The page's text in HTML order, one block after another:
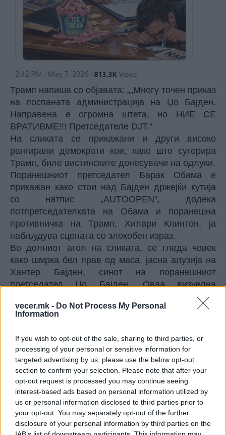
vecer.mk - Do Not Process My Personal
Information
If you wish to opt-out of the sale, sharing to third parties, or
processing of your personal or sensitive information for
targeted advertising by us, please use the below opt-out
section to confirm your selection. Please note that after your
opt-out request is processed you may continue seeing
interest-based ads based on personal information utilized by
us or personal information disclosed to third parties prior to
your opt-out. You may separately opt-out of the further
disclosure of your personal information by third parties on the
Трамп напиша со објавата: „„Многу точен приказ
на поспаната администрација на Џо Бајден.
Направена е огромна штета, но НИЕ СЕ
ВРАТИВМЕ!!! Претседателе DJT.“
На сликата се прикажани и други високо
рангирани демократи кои, како што сугерира
Трамп, биле вистинските донесувачи на одлуки.
Поранешниот претседател Барак Обама е
прикажан како стои над Бајден држејќи кутија
со натпис „AUTOOPEN“, додека
потпретседателката на Обама и поранешна
противничка на Трамп, Хилари Клинтон, ја
набљудува сцената со злокобен израз.
Во долниот агол на сликата, се гледа човек
како шмрка бел прав од маса, јасна алузија на
Хантер Бајден, синот на поранешниот
претседател Џо Бајден. Оваа визуелна
комуникација е продолжение на
долгогодишната кампања на Трамп за да се
Сликата го истакнува „автоотворот“, механички
уред за репродукција на потписи. Трамп
постојано јавно тврдеше во 2025 и почетокот на
2026 година дека клучните помилувања и
извршни наредби од мандатот на Бајден се
правно неважечки бидејќи претседателот
наводно лично не ги потпишал.
Републиканците во Конгресот, предводени од